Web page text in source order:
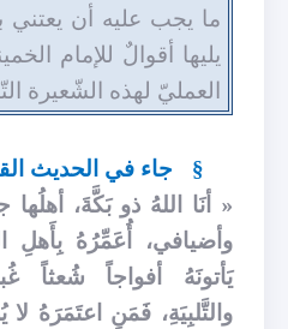
ما يجب عليه أن يعتني
يليها أقوالٌ للإمام
العمليّ لهذه الشّعيرة
§
جاء في الحديث
« أنَا اللهُ ذو بَكَّةَ،
وأضيافي، أُعَمِّرُهُ بِأَهلِ
يَأتونَهُ أفواجاً شُعثاً
والتَّلبِيَةِ، فَمَنِ اعتَمَرَهُ